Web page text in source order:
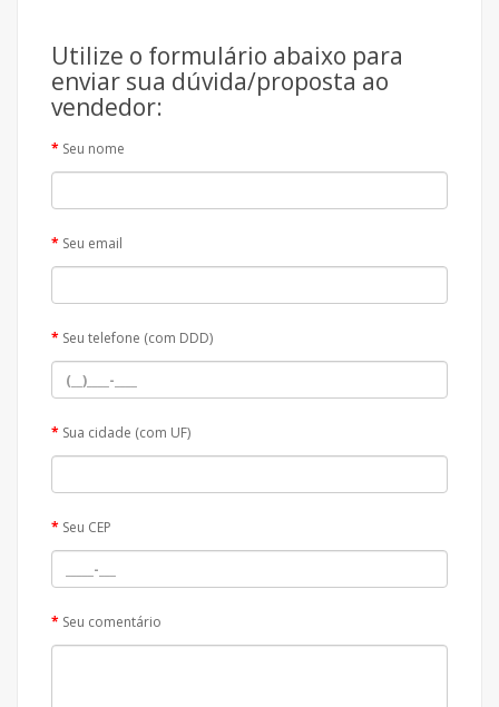
Utilize o formulário abaixo para
enviar sua dúvida/proposta ao
vendedor:
Seu nome
Seu email
Seu telefone (com DDD)
Sua cidade (com UF)
Seu CEP
Seu comentário